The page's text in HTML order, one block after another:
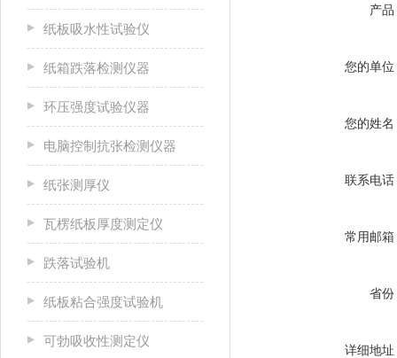
纸板吸水性试验仪
纸箱跌落检测仪器
环压强度试验仪器
电脑控制抗张检测仪器
纸张测厚仪
瓦楞纸板厚度测定仪
跌落试验机
纸板粘合强度试验机
可勃吸收性测定仪
产品
您的单位
您的姓名
联系电话
常用邮箱
省份
详细地址